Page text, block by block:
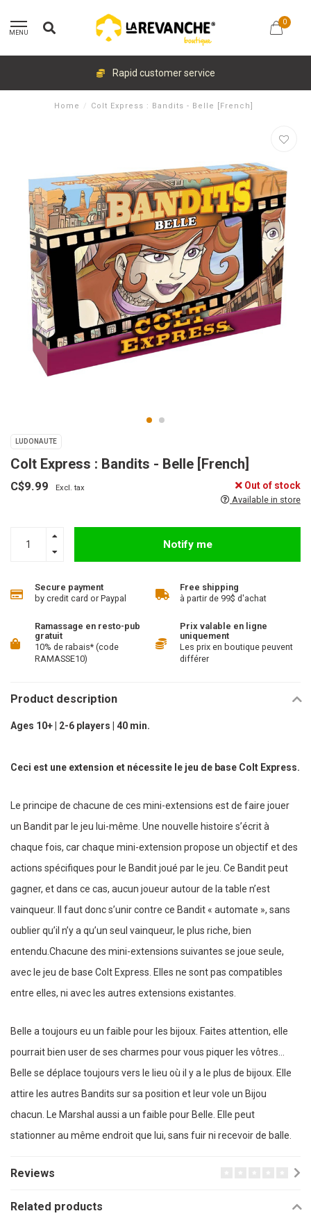
MENU
0
Rapid customer service
Home / Colt Express : Bandits - Belle [French]
LUDONAUTE
Colt Express : Bandits - Belle [French]
C$9.99 Excl. tax Out of stock
Available in store
Notify me
Secure payment
by credit card or Paypal
Free shipping
à partir de 99$ d'achat
Ramassage en resto-pub
gratuit
10% de rabais* (code
RAMASSE10)
Prix valable en ligne
uniquement
Les prix en boutique peuvent
différer
Product description
Ages 10+ | 2-6 players | 40 min.
Ceci est une extension et nécessite le jeu de base Colt Express.
Le principe de chacune de ces mini-extensions est de faire jouer
un Bandit par le jeu lui-même. Une nouvelle histoire s’écrit à
chaque fois, car chaque mini-extension propose un objectif et des
actions spécifiques pour le Bandit joué par le jeu. Ce Bandit peut
gagner, et dans ce cas, aucun joueur autour de la table n’est
vainqueur. Il faut donc s’unir contre ce Bandit « automate », sans
oublier qu’il n’y a qu’un seul vainqueur, le plus riche, bien
entendu.Chacune des mini-extensions suivantes se joue seule,
avec le jeu de base Colt Express. Elles ne sont pas compatibles
entre elles, ni avec les autres extensions existantes.
Belle a toujours eu un faible pour les bijoux. Faites attention, elle
pourrait bien user de ses charmes pour vous piquer les vôtres…
Belle se déplace toujours vers le lieu où il y a le plus de bijoux. Elle
attire les autres Bandits sur sa position et leur vole un Bijou
chacun. Le Marshal aussi a un faible pour Belle. Elle peut
stationner au même endroit que lui, sans fuir ni recevoir de balle.
Reviews
Related products